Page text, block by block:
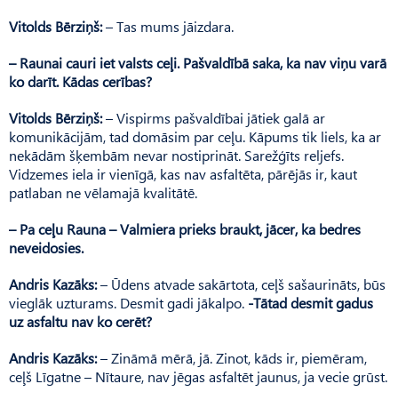
Vitolds Bērziņš:– Tas mums jāizdara.
– Raunai cauri iet valsts ceļi. Pašvaldībā saka, ka nav viņu varā
ko darīt. Kādas cerības?
Vitolds Bērziņš:– Vispirms pašvaldībai jātiek galā ar
komunikācijām, tad domāsim par ceļu. Kāpums tik liels, ka ar
nekādām šķembām nevar nostiprināt. Sarežģīts reljefs.
Vidzemes iela ir vienīgā, kas nav asfaltēta, pārējās ir, kaut
patlaban ne vēlamajā kvalitātē.
– Pa ceļu Rauna – Valmiera prieks braukt, jācer, ka bedres
neveidosies.
Andris Kazāks:– Ūdens atvade sakārtota, ceļš sašaurināts, būs
vieglāk uzturams. Desmit gadi jākalpo. -Tātad desmit gadus
uz asfaltu nav ko cerēt?
Andris Kazāks:– Zināmā mērā, jā. Zinot, kāds ir, piemēram,
ceļš Līgatne – Nītaure, nav jēgas asfaltēt jaunus, ja vecie grūst.